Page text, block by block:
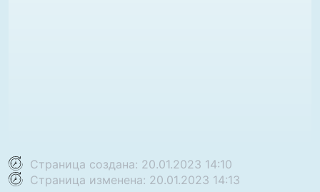
Страница создана: 20.01.2023 14:10
Страница изменена: 20.01.2023 14:13